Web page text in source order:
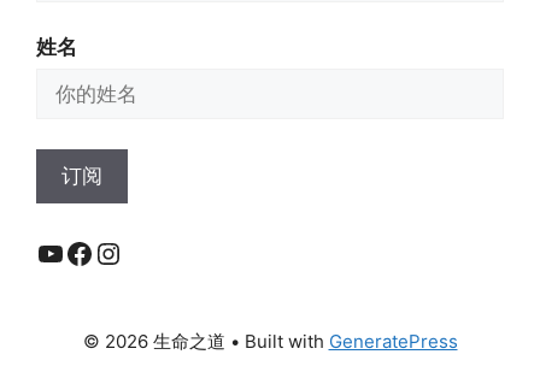
姓名
YouTube
Facebook
Instagram
© 2026 生命之道 • Built with GeneratePress